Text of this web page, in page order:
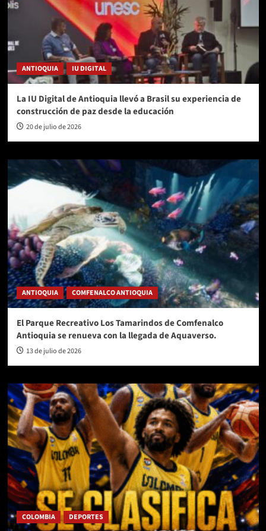
ANTIOQUIA IU DIGITAL
La IU Digital de Antioquia llevó a Brasil su experiencia de
construcción de paz desde la educación
20 de julio de 2026
ANTIOQUIA COMFENALCO ANTIOQUIA
El Parque Recreativo Los Tamarindos de Comfenalco
Antioquia se renueva con la llegada de Aquaverso.
13 de julio de 2026
COLOMBIA DEPORTES